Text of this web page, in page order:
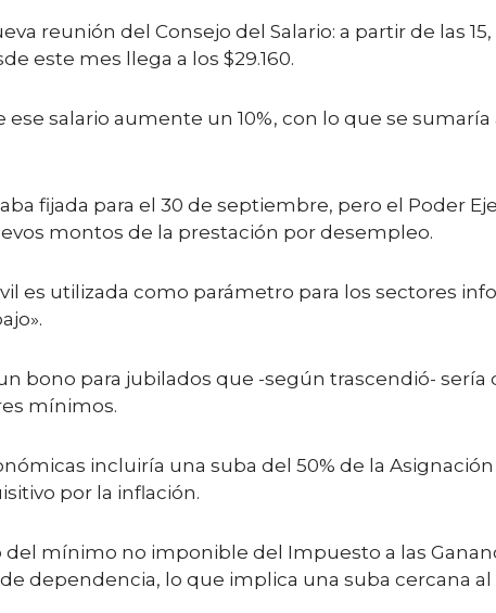
reunión del Consejo del Salario: a partir de las
este mes llega a los $29.160.
ese salario aumente un 10%, con lo que se
fijada para el 30 de septiembre, pero el Poder
montos de la prestación por desempleo.
es utilizada como parámetro para los sectores
bono para jubilados que -según trascendió- sería
mínimos.
incluiría una suba del 50% de la
por la inflación.
mínimo no imponible del Impuesto a las
dependencia, lo que implica una suba cercana al